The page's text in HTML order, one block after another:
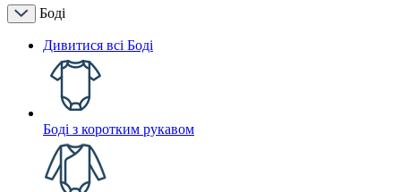
Боді
Дивитися всі Боді
Боді з коротким рукавом